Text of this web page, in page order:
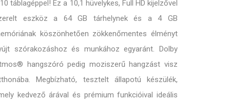
táblagéppel! Ez a 10,1 hüvelykes, Full HD kijelzővel
eszköz a 64 GB tárhelynek és a 4 GB
köszönhetően zökkenőmentes élményt
szórakozáshoz és munkához egyaránt. Dolby
hangszóró pedig moziszerű hangzást visz
Megbízható, tesztelt állapotú készülék,
kedvező árával és prémium funkcióival ideális